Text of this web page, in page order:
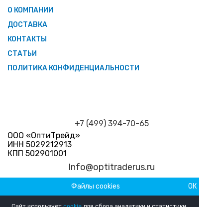
Файлы cookies ОК
О КОМПАНИИ
ДОСТАВКА
КОНТАКТЫ
СТАТЬИ
ПОЛИТИКА КОНФИДЕНЦИАЛЬНОСТИ
+7 (499) 394-70-65
ООО «ОптиТрейд»
ИНН 5029212913
КПП 502901001
Info@optitraderus.ru
График работы